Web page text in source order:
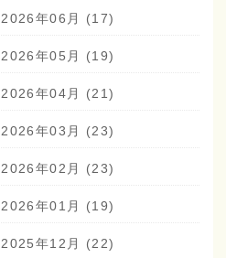
2026年06月 (17)
2026年05月 (19)
2026年04月 (21)
2026年03月 (23)
2026年02月 (23)
2026年01月 (19)
2025年12月 (22)